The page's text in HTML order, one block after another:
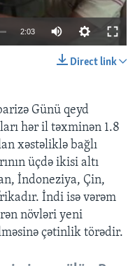
2:03
Direct link
Günü qeyd
hər il təxminən 1.8
xəstəliklə bağlı
üçdə ikisi altı
İndoneziya, Çin,
İndi isə vərəm
növləri yeni
çətinlik törədir.